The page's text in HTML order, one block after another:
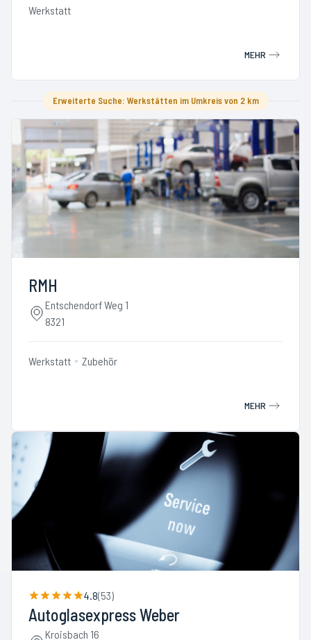
Werkstatt
MEHR
Erweiterte Suche: Werkstätten im Umkreis von 2 km
RMH
Entschendorf Weg 1
8321
Werkstatt Zubehör
MEHR
4.8(53)
Autoglasexpress Weber
Kroisbach 16